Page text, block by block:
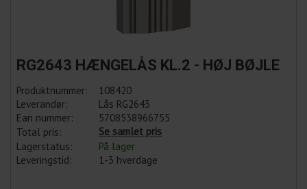
RG2643 HÆNGELÅS KL.2 - HØJ BØJLE
Produktnummer:
108420
Leverandør:
Lås RG2643
Ean nummer:
5708538966755
Total pris:
Se samlet pris
Lagerstatus:
På lager
Leveringstid:
1-3 hverdage